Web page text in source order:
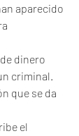
aparecido
dinero
criminal.
que se da
el